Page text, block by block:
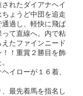
れたダイアナヘイ
ょうど中団を追走
過し、軽快に飛ば
て直線へ。内で粘
たファインニード
！重賞２勝目を飾
イローが１６着、
最先着馬を指名し